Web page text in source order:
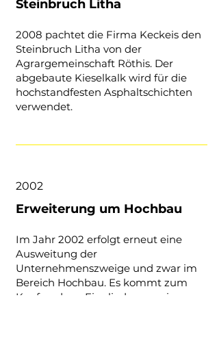
Steinbruch Litha
2008 pachtet die Firma Keckeis den
Steinbruch Litha von der
Agrargemeinschaft Röthis. Der
abgebaute Kieselkalk wird für die
hochstandfesten Asphaltschichten
verwendet.
2002
Erweiterung um Hochbau
Im Jahr 2002 erfolgt erneut eine
Ausweitung der
Unternehmenszweige und zwar im
Bereich Hochbau. Es kommt zum
Kauf und zur Eingliederung einer